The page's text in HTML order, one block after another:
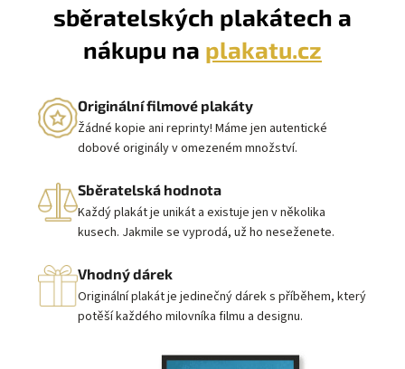
sběratelských plakátech a
nákupu na plakatu.cz
Originální filmové plakáty
Žádné kopie ani reprinty! Máme jen autentické
dobové originály v omezeném množství.
Sběratelská hodnota
Každý plakát je unikát a existuje jen v několika
kusech. Jakmile se vyprodá, už ho neseženete.
Vhodný dárek
Originální plakát je jedinečný dárek s příběhem, který
potěší každého milovníka filmu a designu.